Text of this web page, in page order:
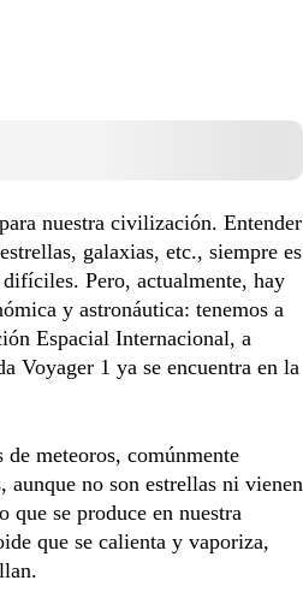
nuestra civilización. Entender
galaxias, etc., siempre es
difíciles. Pero, actualmente, hay
y astronáutica: tenemos a
Espacial Internacional, a
Voyager 1 ya se encuentra en la
meteoros, comúnmente
aunque no son estrellas ni vienen
que se produce en nuestra
que se calienta y vaporiza,